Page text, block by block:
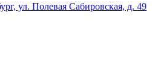
ул. Полевая Сабировская, д. 49